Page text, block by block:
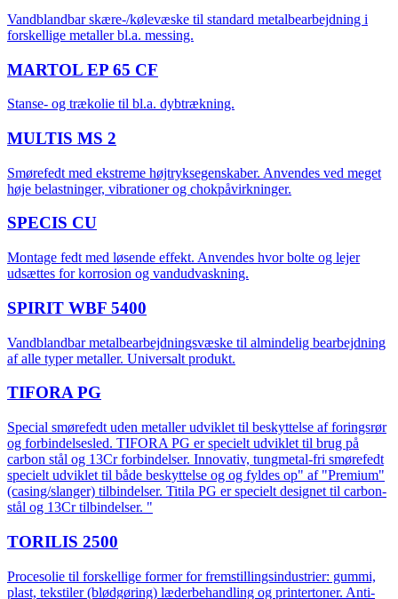
Vandblandbar skære-/kølevæske til standard metalbearbejdning i
forskellige metaller bl.a. messing.
MARTOL EP 65 CF
Stanse- og trækolie til bl.a. dybtrækning.
MULTIS MS 2
Smørefedt med ekstreme højtryksegenskaber. Anvendes ved meget
høje belastninger, vibrationer og chokpåvirkninger.
SPECIS CU
Montage fedt med løsende effekt. Anvendes hvor bolte og lejer
udsættes for korrosion og vandudvaskning.
SPIRIT WBF 5400
Vandblandbar metalbearbejdningsvæske til almindelig bearbejdning
af alle typer metaller. Universalt produkt.
TIFORA PG
Special smørefedt uden metaller udviklet til beskyttelse af foringsrør
og forbindelsesled. TIFORA PG er specielt udviklet til brug på
carbon stål og 13Cr forbindelser. Innovativ, tungmetal-fri smørefedt
specielt udviklet til både beskyttelse og og fyldes op" af "Premium"
(casing/slanger) tilbindelser. Titila PG er specielt designet til carbon-
stål og 13Cr tilbindelser. "
TORILIS 2500
Procesolie til forskellige former for fremstillingsindustrier: gummi,
plast, tekstiler (blødgøring) læderbehandling og printertoner. Anti-